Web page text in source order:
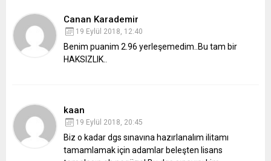
Canan Karademir
19 Eylül 2018, 12:40
Benim puanim 2.96 yerleşemedim..Bu tam bir
HAKSIZLIK..
kaan
19 Eylül 2018, 20:45
Biz o kadar dgs sınavına hazırlanalım ilitamı
tamamlamak için adamlar beleşten lisans